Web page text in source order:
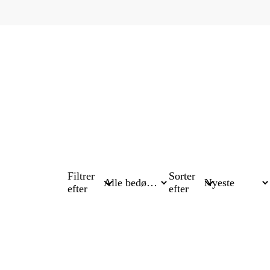
Filtrer
efter
Sorter
efter